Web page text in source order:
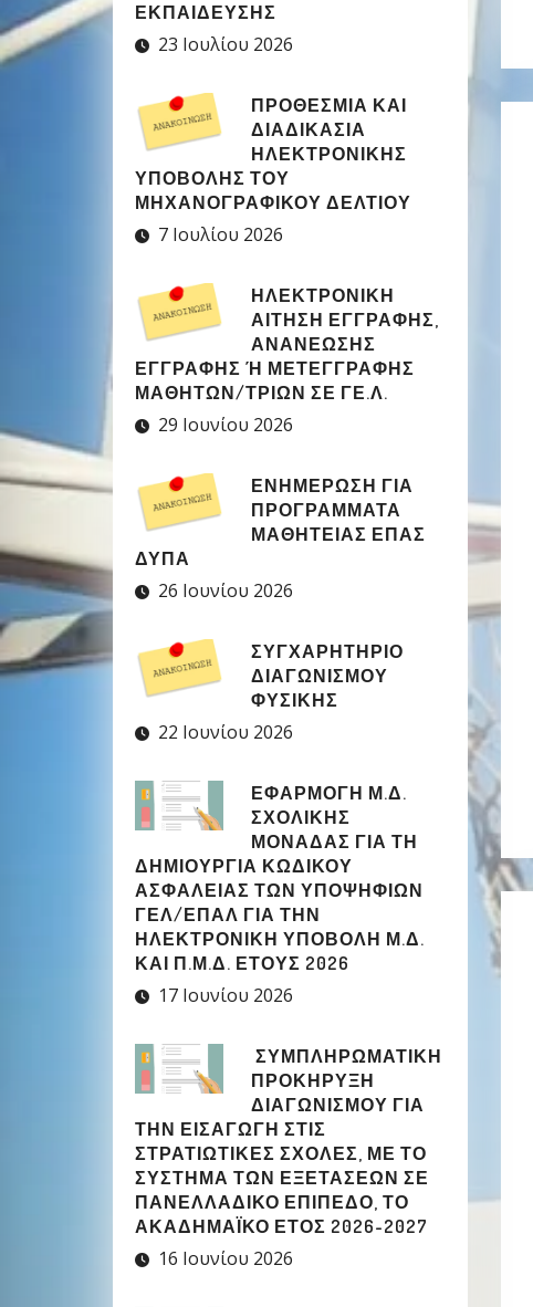
ΕΚΠΑΊΔΕΥΣΗΣ
23 Ιουλίου 2026
ΠΡΟΘΕΣΜΊΑ ΚΑΙ
ΔΙΑΔΙΚΑΣΊΑ
ΗΛΕΚΤΡΟΝΙΚΉΣ
ΥΠΟΒΟΛΉΣ ΤΟΥ
ΜΗΧΑΝΟΓΡΑΦΙΚΟΎ ΔΕΛΤΊΟΥ
7 Ιουλίου 2026
ΗΛΕΚΤΡΟΝΙΚΉ
ΑΊΤΗΣΗ ΕΓΓΡΑΦΉΣ,
ΑΝΑΝΈΩΣΗΣ
ΕΓΓΡΑΦΉΣ Ή ΜΕΤΕΓΓΡΑΦΉΣ Μ
ΑΘΗΤΏΝ/ΤΡΙΏΝ ΣΕ ΓΕ.Λ.
29 Ιουνίου 2026
ΕΝΗΜΕΡΩΣΗ ΓΙΑ
ΠΡΟΓΡΑΜΜΑΤΑ
ΜΑΘΗΤΕΙΑΣ ΕΠΑΣ
ΔΥΠΑ
26 Ιουνίου 2026
ΣΥΓΧΑΡΗΤΉΡΙΟ
ΔΙΑΓΩΝΙΣΜΟΎ
ΦΥΣΙΚΉΣ
22 Ιουνίου 2026
ΕΦΑΡΜΟΓΉ Μ.Δ.
ΣΧΟΛΙΚΉΣ
ΜΟΝΆΔΑΣ ΓΙΑ ΤΗ
ΔΗΜΙΟΥΡΓΊΑ ΚΩΔΙΚΟΎ
ΑΣΦΑΛΕΊΑΣ ΤΩΝ ΥΠΟΨΗΦΊΩΝ
ΓΕΛ/ΕΠΑΛ ΓΙΑ ΤΗΝ
ΗΛΕΚΤΡΟΝΙΚΉ ΥΠΟΒΟΛΉ Μ.Δ.
ΚΑΙ Π.Μ.Δ. ΈΤΟΥΣ 2026
17 Ιουνίου 2026
ΣΥΜΠΛΗΡΩΜΑΤΙΚΉ
ΠΡΟΚΉΡΥΞΗ
ΔΙΑΓΩΝΙΣΜΟΎ ΓΙΑ
ΤΗΝ ΕΙΣΑΓΩΓΉ ΣΤΙΣ
ΣΤΡΑΤΙΩΤΙΚΈΣ ΣΧΟΛΈΣ, ΜΕ ΤΟ
ΣΎΣΤΗΜΑ ΤΩΝ ΕΞΕΤΆΣΕΩΝ ΣΕ
ΠΑΝΕΛΛΑΔΙΚΌ ΕΠΊΠΕΔΟ, ΤΟ
ΑΚΑΔΗΜΑΪΚΌ ΈΤΟΣ 2026-2027
16 Ιουνίου 2026